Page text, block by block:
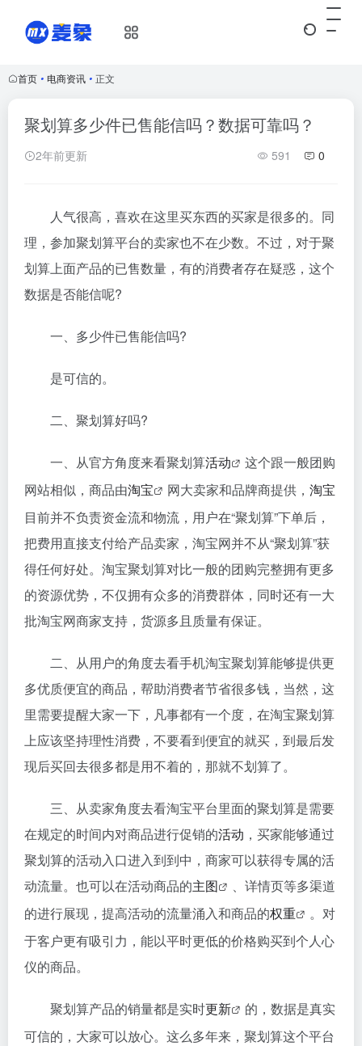
首页 • 电商资讯 • 正文
聚划算多少件已售能信吗？数据可靠吗？
2年前更新 591 0
人气很高，喜欢在这里买东西的买家是很多的。同
理，参加聚划算平台的卖家也不在少数。不过，对于聚
划算上面产品的已售数量，有的消费者存在疑惑，这个
数据是否能信呢?
一、多少件已售能信吗?
是可信的。
二、聚划算好吗?
一、从官方角度来看聚划算活动
这个跟一般团购
网站相似，商品由淘宝 网大卖家和品牌商提供， 淘宝
目前并不负责资金流和物流，用户在“聚划算”下单后，
把费用直接支付给产品卖家，淘宝网并不从“聚划算”获
得任何好处。淘宝聚划算对比一般的团购完整拥有更多
的资源优势，不仅拥有众多的消费群体，同时还有一大
批淘宝网商家支持，货源多且质量有保证。
二、从用户的角度去看手机淘宝聚划算能够提供更
多优质便宜的商品，帮助消费者节省很多钱，当然，这
里需要提醒大家一下，凡事都有一个度，在淘宝聚划算
上应该坚持理性消费，不要看到便宜的就买，到最后发
现后买回去很多都是用不着的，那就不划算了。
三、从卖家角度去看淘宝平台里面的聚划算是需要
在规定的时间内对商品进行促销的活动 ，买家能够通过
聚划算的活动入口进入到到中，商家可以获得专属的活
动流量。也可以在活动商品的主图
、详情页等多渠道
的进行展现，提高活动的流量涌入和商品的权重
。对
于客户更有吸引力，能以平时更低的价格购买到个人心
仪的商品。
聚划算产品的销量都是实时更新
的，数据是真实
可信的，大家可以放心。这么多年来，聚划算这个平台